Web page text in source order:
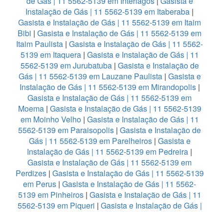
Instalação de Gás | 11 5562-5139 em Itaberaba |
Gasista e Instalação de Gás | 11 5562-5139 em Itaim
Bibi | Gasista e Instalação de Gás | 11 5562-5139 em
Itaim Paulista | Gasista e Instalação de Gás | 11 5562-
5139 em Itaquera| Gasista e Instalação de Gás | 11
5562-5139 em Jurubatuba| Gasista e Instalação de
Gás | 11 5562-5139 em Lauzane Paulista | Gasista e
Instalação de Gás | 11 5562-5139 em Mirandopolis|
Gasista e Instalação de Gás | 11 5562-5139 em
Moema| Gasista e Instalação de Gás | 11 5562-5139
em Moinho Velho | Gasista e Instalação de Gás | 11
5562-5139 em Paraisopolis | Gasista e Instalação de
Gás | 11 5562-5139 em Parelheiros| Gasista e
Instalação de Gás | 11 5562-5139 em Pedreira |
Gasista e Instalação de Gás | 11 5562-5139 em
Perdizes| Gasista e Instalação de Gás | 11 5562-5139
em Perus | Gasista e Instalação de Gás | 11 5562-
5139 em Pinheiros| Gasista e Instalação de Gás | 11
5562-5139 em Piqueri | Gasista e Instalação de Gás |